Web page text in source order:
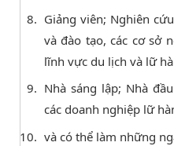
Giảng viên; Nghiên
và đào tạo, các cơ sở
lĩnh vực du lịch và lữ
Nhà sáng lập; Nhà
các doanh nghiệp lữ
và có thể làm những